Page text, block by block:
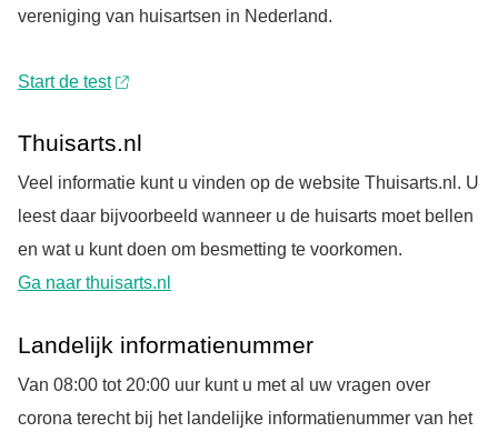
vereniging van huisartsen in Nederland.
Start de test
Thuisarts.nl
Veel informatie kunt u vinden op de website Thuisarts.nl. U
leest daar bijvoorbeeld wanneer u de huisarts moet bellen
en wat u kunt doen om besmetting te voorkomen.
Ga naar thuisarts.nl
Landelijk informatienummer
Van 08:00 tot 20:00 uur kunt u met al uw vragen over
corona terecht bij het landelijke informatienummer van het